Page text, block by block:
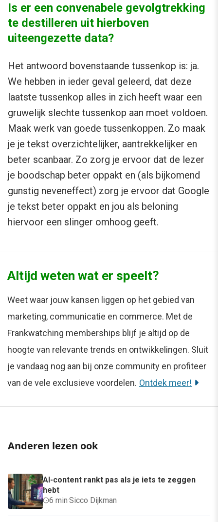
Is er een convenabele gevolgtrekking
te destilleren uit hierboven
uiteengezette data?
Het antwoord bovenstaande tussenkop is: ja.
We hebben in ieder geval geleerd, dat deze
laatste tussenkop alles in zich heeft waar een
gruwelijk slechte tussenkop aan moet voldoen.
Maak werk van goede tussenkoppen. Zo maak
je je tekst overzichtelijker, aantrekkelijker en
beter scanbaar. Zo zorg je ervoor dat de lezer
je boodschap beter oppakt en (als bijkomend
gunstig neveneffect) zorg je ervoor dat Google
je tekst beter oppakt en jou als beloning
hiervoor een slinger omhoog geeft.
Altijd weten wat er speelt?
Weet waar jouw kansen liggen op het gebied van
marketing, communicatie en commerce. Met de
Frankwatching memberships blijf je altijd op de
hoogte van relevante trends en ontwikkelingen. Sluit
je vandaag nog aan bij onze community en profiteer
van de vele exclusieve voordelen. Ontdek meer!
Anderen lezen ook
AI-content rankt pas als je iets te zeggen
hebt
6 min·Sicco Dijkman